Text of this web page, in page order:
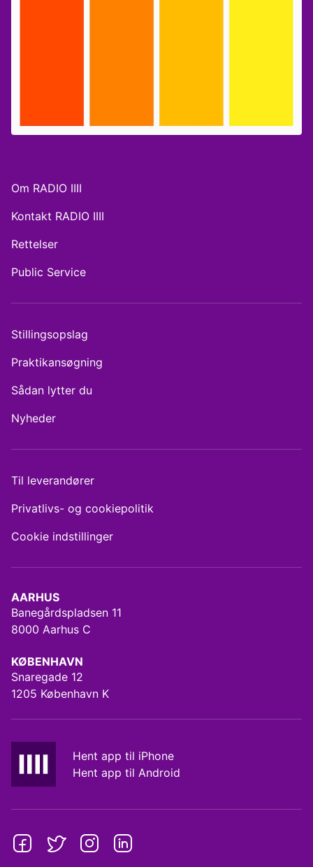
AARHUS
Banegårdspladsen 11
8000 Aarhus C
KØBENHAVN
Snaregade 12
1205 København K
Hent app til iPhone
Hent app til Android
Om RADIO IIII
Kontakt RADIO IIII
Rettelser
Public Service
Stillingsopslag
Praktikansøgning
Sådan lytter du
Nyheder
Til leverandører
Privatlivs- og cookiepolitik
Cookie indstillinger